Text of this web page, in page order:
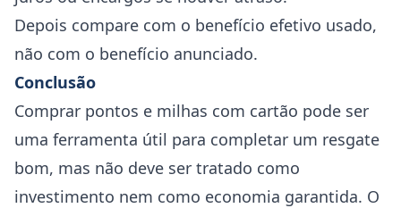
Depois compare com o benefício efetivo usado,
não com o benefício anunciado.
Conclusão
Comprar pontos e milhas com cartão pode ser
uma ferramenta útil para completar um resgate
bom, mas não deve ser tratado como
investimento nem como economia garantida. O